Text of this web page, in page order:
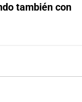
también con